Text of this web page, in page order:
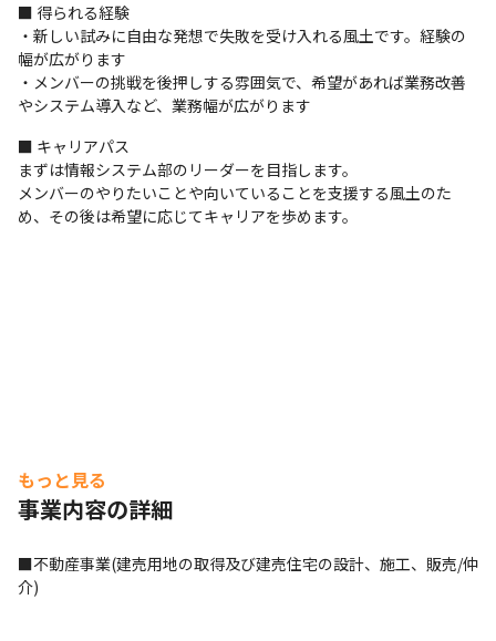
■ 得られる経験
・新しい試みに自由な発想で失敗を受け入れる風土です。経験の
幅が広がります
・メンバーの挑戦を後押しする雰囲気で、希望があれば業務改善
やシステム導入など、業務幅が広がります
■ キャリアパス
まずは情報システム部のリーダーを目指します。
メンバーのやりたいことや向いていることを支援する風土のた
め、その後は希望に応じてキャリアを歩めます。
もっと見る
事業内容の詳細
■不動産事業(建売用地の取得及び建売住宅の設計、施工、販売/仲
介)